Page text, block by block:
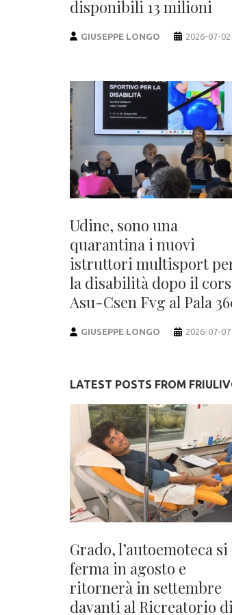
disponibili 13 milioni
GIUSEPPE LONGO 2026-07-02
Udine, sono una
quarantina i nuovi
istruttori multisport
la disabilità dopo il
Asu-Csen Fvg al Pala
GIUSEPPE LONGO 2026-07-07
LATEST POSTS FROM
Grado, l’autoemoteca si
ferma in agosto e
ritornerà in settembre
davanti al Ricreatorio di